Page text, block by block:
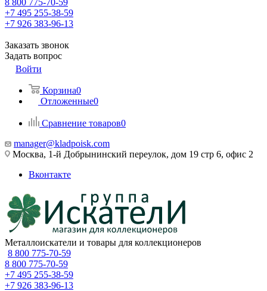
8 800 775-70-59
+7 495 255-38-59
+7 926 383-96-13
Заказать звонок
Задать вопрос
Войти
Корзина0
Отложенные0
Сравнение товаров0
manager@kladpoisk.com
Москва, 1-й Добрынинский переулок, дом 19 стр 6, офис 2
Вконтакте
Металлоискатели и товары для коллекционеров
8 800 775-70-59
8 800 775-70-59
+7 495 255-38-59
+7 926 383-96-13